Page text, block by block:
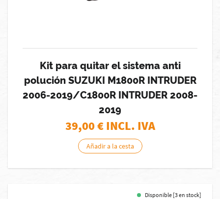
Kit para quitar el sistema anti
polución SUZUKI M1800R INTRUDER
2006-2019/C1800R INTRUDER 2008-
2019
39,00€ INCL. IVA
Añadir a la cesta
Disponible [3 en stock]